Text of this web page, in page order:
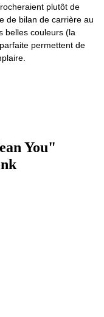
plutôt de
de bilan de carrière au
belles couleurs (la
permettent de
You"